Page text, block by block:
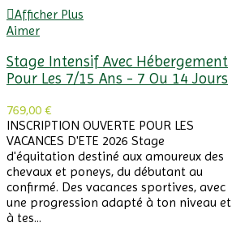
Afficher Plus
Aimer
Stage Intensif Avec Hébergement
Pour Les 7/15 Ans - 7 Ou 14 Jours
769,00 €
INSCRIPTION OUVERTE POUR LES
VACANCES D'ETE 2026 Stage
d'équitation destiné aux amoureux des
chevaux et poneys, du débutant au
confirmé. Des vacances sportives, avec
une progression adapté à ton niveau et
à tes...